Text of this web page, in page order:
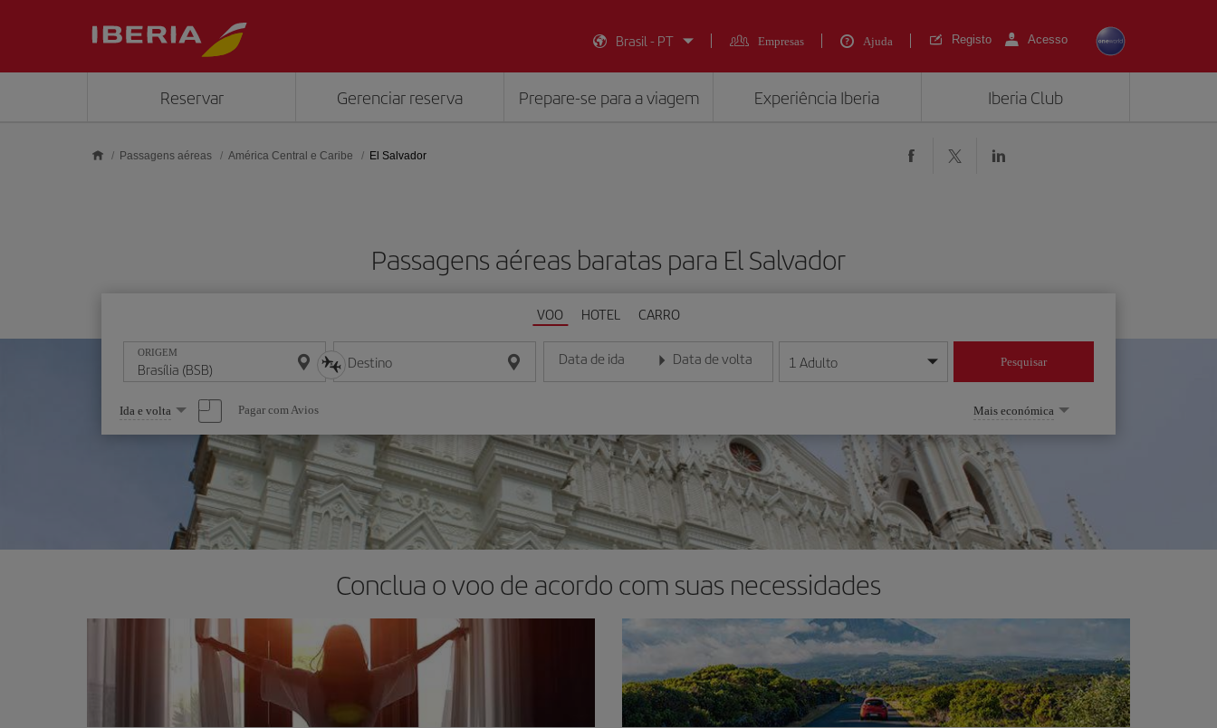
Brasil - PT
Empresas Ajuda Registo Acesso
Reservar Gerenciar reserva Prepare-se para a viagem Experiência Iberia Iberia Club
Passagens aéreas América Central e Caribe El Salvador
Passagens aéreas baratas para El Salvador
VOO HOTEL CARRO
ORIGEM Destino Data de ida
Insira a data no formato dia/mês/ano
Data de volta
Insira a data no formato dia/mês/ano
1 Adulto Pesquisar
Selecione
uma
opção
Ida e volta Pagar com Avios Mais económica
Conclua o voo de acordo com suas necessidades